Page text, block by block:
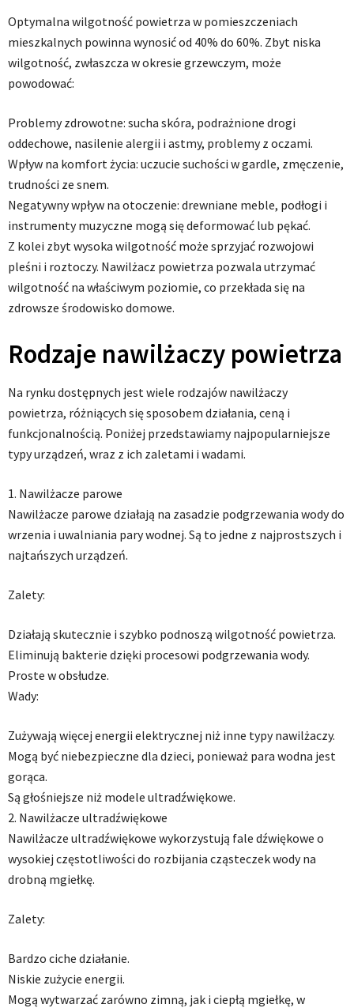
Optymalna wilgotność powietrza w pomieszczeniach
mieszkalnych powinna wynosić od 40% do 60%. Zbyt niska
wilgotność, zwłaszcza w okresie grzewczym, może
powodować:
Problemy zdrowotne: sucha skóra, podrażnione drogi
oddechowe, nasilenie alergii i astmy, problemy z oczami.
Wpływ na komfort życia: uczucie suchości w gardle, zmęczenie,
trudności ze snem.
Negatywny wpływ na otoczenie: drewniane meble, podłogi i
instrumenty muzyczne mogą się deformować lub pękać.
Z kolei zbyt wysoka wilgotność może sprzyjać rozwojowi
pleśni i roztoczy. Nawilżacz powietrza pozwala utrzymać
wilgotność na właściwym poziomie, co przekłada się na
zdrowsze środowisko domowe.
Rodzaje nawilżaczy powietrza
Na rynku dostępnych jest wiele rodzajów nawilżaczy
powietrza, różniących się sposobem działania, ceną i
funkcjonalnością. Poniżej przedstawiamy najpopularniejsze
typy urządzeń, wraz z ich zaletami i wadami.
1. Nawilżacze parowe
Nawilżacze parowe działają na zasadzie podgrzewania wody do
wrzenia i uwalniania pary wodnej. Są to jedne z najprostszych i
najtańszych urządzeń.
Zalety:
Działają skutecznie i szybko podnoszą wilgotność powietrza.
Eliminują bakterie dzięki procesowi podgrzewania wody.
Proste w obsłudze.
Wady:
Zużywają więcej energii elektrycznej niż inne typy nawilżaczy.
Mogą być niebezpieczne dla dzieci, ponieważ para wodna jest
gorąca.
Są głośniejsze niż modele ultradźwiękowe.
2. Nawilżacze ultradźwiękowe
Nawilżacze ultradźwiękowe wykorzystują fale dźwiękowe o
wysokiej częstotliwości do rozbijania cząsteczek wody na
drobną mgiełkę.
Zalety:
Bardzo ciche działanie.
Niskie zużycie energii.
Mogą wytwarzać zarówno zimną, jak i ciepłą mgiełkę, w